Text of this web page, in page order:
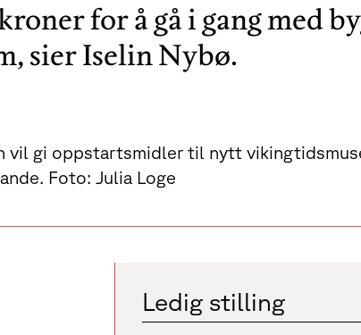
for å gå i gang med
sier Iselin Nybø.
vil gi oppstartsmidler til nytt
Foto: Julia Loge
Ledig stilling